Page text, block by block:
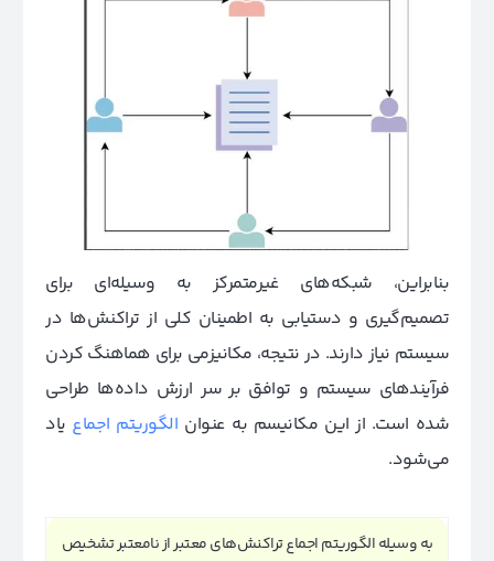
بنابراین، شبکه‌های غیرمتمرکز به وسیله‌ای برای
تصمیم‌گیری و دستیابی به اطمینان کلی از تراکنش‌ها در
سیستم نیاز دارند. در نتیجه، مکانیزمی برای هماهنگ کردن
فرآیندهای سیستم و توافق برسر ارزش داده‌ها طراحی
شده است. از این مکانیسم به عنوان الگوریتم اجماع یاد
می‌شود.
به وسیله الگوریتم اجماع تراکنش‌های معتبر از نامعتبر تشخیص